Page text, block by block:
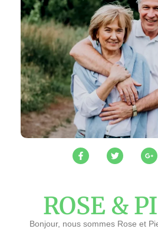
ROSE &
Bonjour, nous sommes Rose et